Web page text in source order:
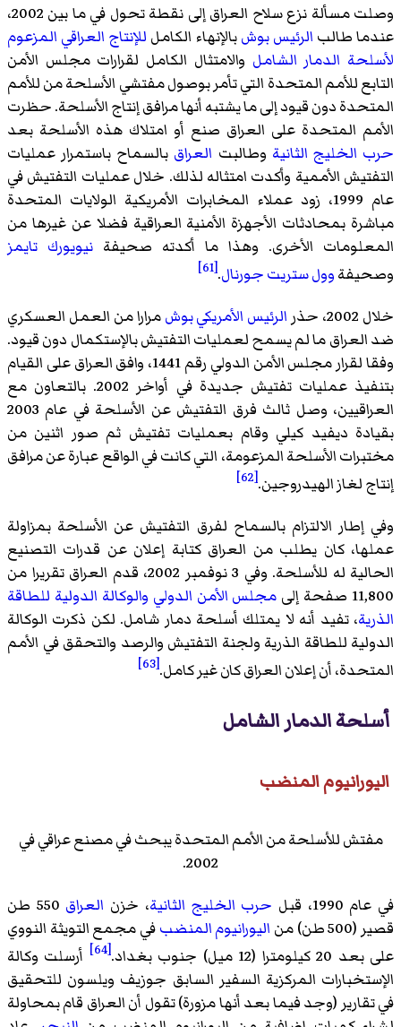
وصلت مسألة نزع سلاح العراق إلى نقطة تحول في ما بين 2002،
عندما طالب الرئيس بوشبالإنهاء الكامل للإنتاج العراقي المزعوم
لأسلحة الدمار الشامل والامتثال الكامل لقرارات مجلس الأمن
التابع للأمم المتحدة التي تأمر بوصول مفتشي الأسلحة من للأمم
المتحدة دون قيود إلى ما يشتبه أنها مرافق إنتاج الأسلحة. حظرت
الأمم المتحدة على العراق صنع أو امتلاك هذه الأسلحة بعد
حرب الخليج الثانية وطالبت العراق بالسماح باستمرار عمليات
التفتيش الأممية وأكدت امتثاله لذلك. خلال عمليات التفتيش في
عام 1999، زود عملاء المخابرات الأمريكية الولايات المتحدة
مباشرة بمحادثات الأجهزة الأمنية العراقية فضلا عن غيرها من
المعلومات الأخرى. وهذا ما أكدته صحيفة نيويورك تايمز
وصحيفةوول ستريت جورنال.
[61]
خلال 2002، حذر الرئيس الأمريكي بوشمرارا من العمل العسكري
ضد العراق ما لم يسمح لعمليات التفتيش بالإستكمال دون قيود.
وفقا لقرار مجلس الأمن الدولي رقم 1441، وافق العراق على القيام
بتنفيذ عمليات تفتيش جديدة في أواخر 2002. بالتعاون مع
العراقيين، وصل ثالث فرق التفتيش عن الأسلحة في عام 2003
بقيادة ديفيد كيلي وقام بعمليات تفتيش ثم صور اثنين من
مختبرات الأسلحة المزعومة، التي كانت في الواقع عبارة عن مرافق
إنتاج لغاز الهيدروجين.[62]
وفي إطار الالتزام بالسماح لفرق التفتيش عن الأسلحة بمزاولة
عملها، كان يطلب من العراق كتابة إعلان عن قدرات التصنيع
الحالية له للأسلحة. وفي 3 نوفمبر 2002، قدم العراق تقريرا من
11,800 صفحة إلى
مجلس الأمن الدولي والوكالة الدولية للطاقة
الذرية، تفيد أنه لا يمتلك أسلحة دمار شامل. لكن ذكرت الوكالة
الدولية للطاقة الذرية ولجنة التفتيش والرصد والتحقق في الأمم
المتحدة، أن إعلان العراق كان غير كامل.[63]
أسلحة الدمار الشامل
اليورانيوم المنضب
مفتش للأسلحة من الأمم المتحدة يبحث في مصنع عراقي في
2002.
في عام 1990، قبل
حرب الخليج الثانية، خزن العراق
550 طن
قصير (500 طن) من
اليورانيوم المنضبفي مجمع التويثة النووي
على بعد 20 كيلومترا (12 ميل) جنوب بغداد.
[64]
أرسلت وكالة
الإستخبارات المركزية السفير السابق جوزيف ويلسون للتحقيق
في تقارير (وجد فيما بعد أنها مزورة) تقول أن العراق قام بمحاولة